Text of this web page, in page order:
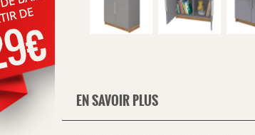
EN SAVOIR PLUS